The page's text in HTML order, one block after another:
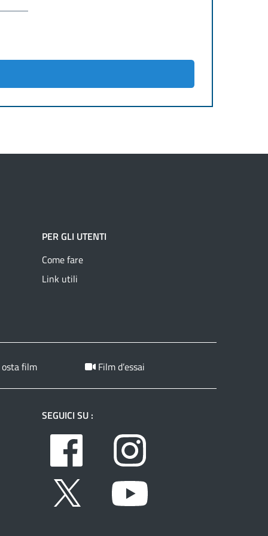
PER GLI UTENTI
Come fare
Link utili
film Film d’essai
SEGUICI SU :
Facebook
Twitter